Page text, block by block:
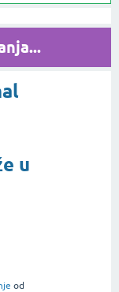
u
od